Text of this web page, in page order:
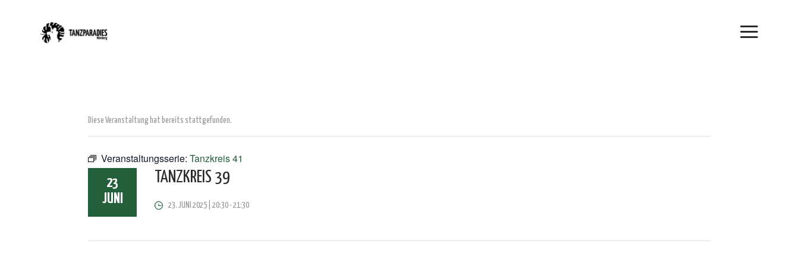
Diese Veranstaltung hat bereits stattgefunden.
Veranstaltungsserie: Tanzkreis 41
23
JUNI
TANZKREIS 39
23. JUNI 2025 | 20:30-21:30